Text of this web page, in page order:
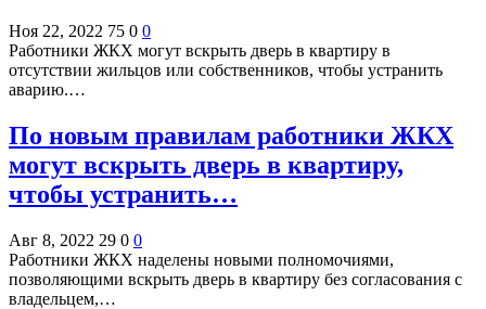
Ноя 22, 2022 75 0 0
Работники ЖКХ могут вскрыть дверь в квартиру в
отсутствии жильцов или собственников, чтобы устранить
аварию.…
По новым правилам работники ЖКХ
могут вскрыть дверь в квартиру,
чтобы устранить…
Авг 8, 2022 29 0 0
Работники ЖКХ наделены новыми полномочиями,
позволяющими вскрыть дверь в квартиру без согласования с
владельцем,…